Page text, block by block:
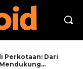
Perkotaan: Dari